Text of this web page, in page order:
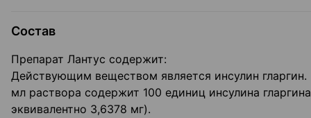
Состав
Препарат Лантус содержит:
Действующим веществом является инсулин
мл раствора содержит 100 единиц инсулина
эквивалентно 3,6378 мг).